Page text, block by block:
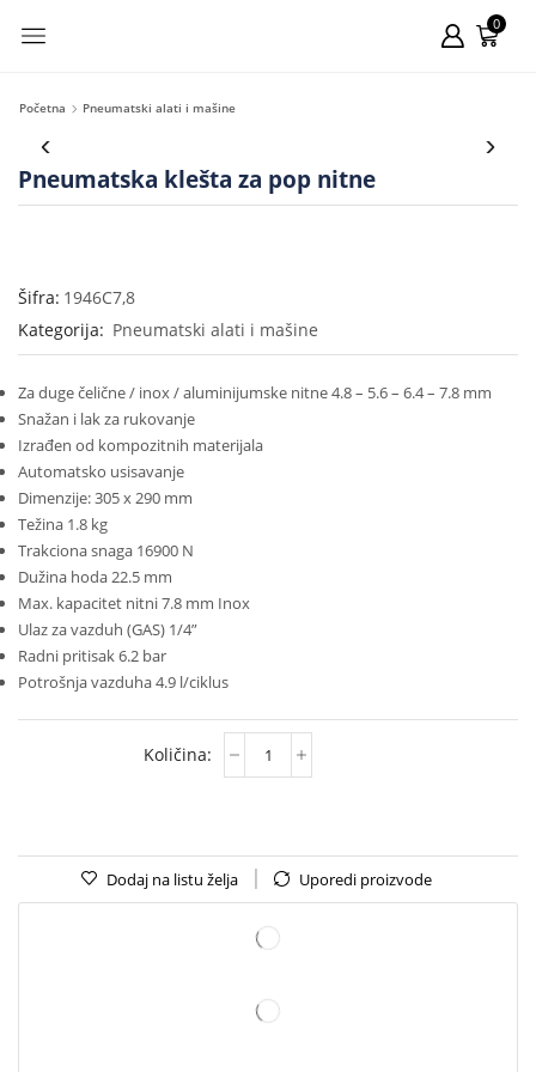
0
Početna Pneumatski alati i mašine
Pneumatska klešta za pop nitne
Šifra: 1946C7,8
Kategorija: Pneumatski alati i mašine
Za duge čelične / inox / aluminijumske nitne 4.8 – 5.6 – 6.4 – 7.8 mm
Snažan i lak za rukovanje
Izrađen od kompozitnih materijala
Automatsko usisavanje
Dimenzije: 305 x 290 mm
Težina 1.8 kg
Trakciona snaga 16900 N
Dužina hoda 22.5 mm
Max. kapacitet nitni 7.8 mm Inox
Ulaz za vazduh (GAS) 1/4”
Radni pritisak 6.2 bar
Potrošnja vazduha 4.9 l/ciklus
Dodaj na listu želja Uporedi proizvode